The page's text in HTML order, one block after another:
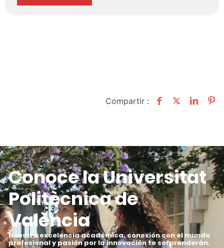
Compartir :
Conoce la Universitat
Politècnica de
València
Nuestra excelencia académica, conexión con el mundo
profesional y pasión por la innovación te sorprenderán.